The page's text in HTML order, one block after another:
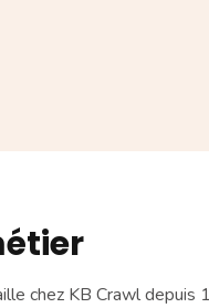
chez KB Crawl depuis